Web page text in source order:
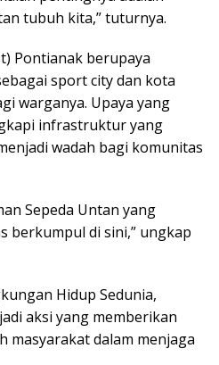
tubuh kita,” tuturnya.
Pontianak berupaya
sport city dan kota
warganya. Upaya yang
infrastruktur yang
wadah bagi komunitas
Sepeda Untan yang
berkumpul di sini,” ungkap
Hidup Sedunia,
aksi yang memberikan
masyarakat dalam menjaga